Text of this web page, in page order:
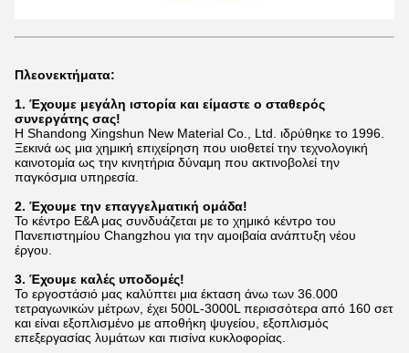
Πλεονεκτήματα:
1. Έχουμε μεγάλη ιστορία και είμαστε ο σταθερός
συνεργάτης σας!
Η Shandong Xingshun New Material Co., Ltd. ιδρύθηκε το 1996.
Ξεκινά ως μια χημική επιχείρηση που υιοθετεί την τεχνολογική
καινοτομία ως την κινητήρια δύναμη που ακτινοβολεί την
παγκόσμια υπηρεσία.
2. Έχουμε την επαγγελματική ομάδα!
Το κέντρο Ε&Α μας συνδυάζεται με το χημικό κέντρο του
Πανεπιστημίου Changzhou για την αμοιβαία ανάπτυξη νέου
έργου.
3. Έχουμε καλές υποδομές!
Το εργοστάσιό μας καλύπτει μια έκταση άνω των 36.000
τετραγωνικών μέτρων, έχει 500L-3000L περισσότερα από 160 σετ
και είναι εξοπλισμένο με αποθήκη ψυγείου, εξοπλισμός
επεξεργασίας λυμάτων και πισίνα κυκλοφορίας.